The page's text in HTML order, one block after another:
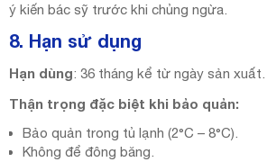
ý kiến bác sỹ trước khi chủng ngừa.
8. Hạn sử dụng
Hạn dùng: 36 tháng kể từ ngày sản xuất.
Thận trọng đặc biệt khi bảo quản:
Bảo quản trong tủ lạnh (2°C – 8°C).
Không để đông băng.